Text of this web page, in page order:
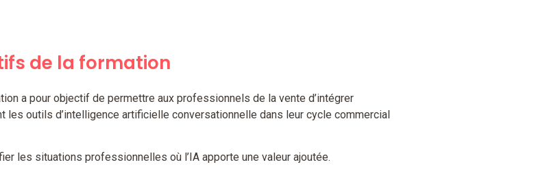
de la formation
a pour objectif de permettre aux professionnels de la vente d’intégrer
les outils d’intelligence artificielle conversationnelle dans leur cycle commercial
les situations professionnelles où l’IA apporte une valeur ajoutée.